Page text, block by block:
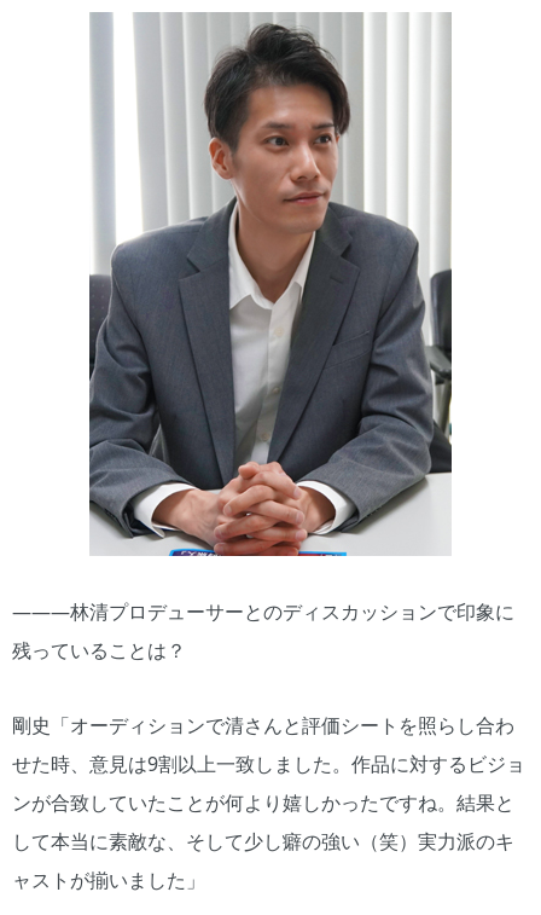
―――林清プロデューサーとのディスカッションで印象に
残っていることは？
剛史「オーディションで清さんと評価シートを照らし合わ
せた時、意見は9割以上一致しました。作品に対するビジョ
ンが合致していたことが何より嬉しかったですね。結果と
して本当に素敵な、そして少し癖の強い（笑）実力派のキ
ャストが揃いました」